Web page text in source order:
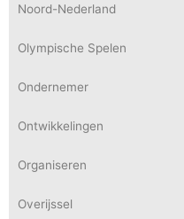
Noord-Nederland
Olympische Spelen
Ondernemer
Ontwikkelingen
Organiseren
Overijssel